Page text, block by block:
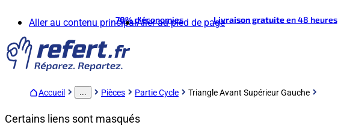
Aller au contenu principalAller au pied de page
70%d'économies Livraison gratuiteen 48 heures
Accueil ... Pièces Partie Cycle Triangle Avant Supérieur Gauche
Certains liens sont masqués